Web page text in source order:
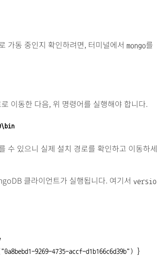
가동 중인지 확인하려면, 터미널에서 mongo를
이동한 다음, 위 명령어를 실행해야 합니다.
수 있으니 실제 설치 경로를 확인하고 이동하세
클라이언트가 실행됩니다. 여기서 versio
9269-4735-accf-d1b166c6d39b") }